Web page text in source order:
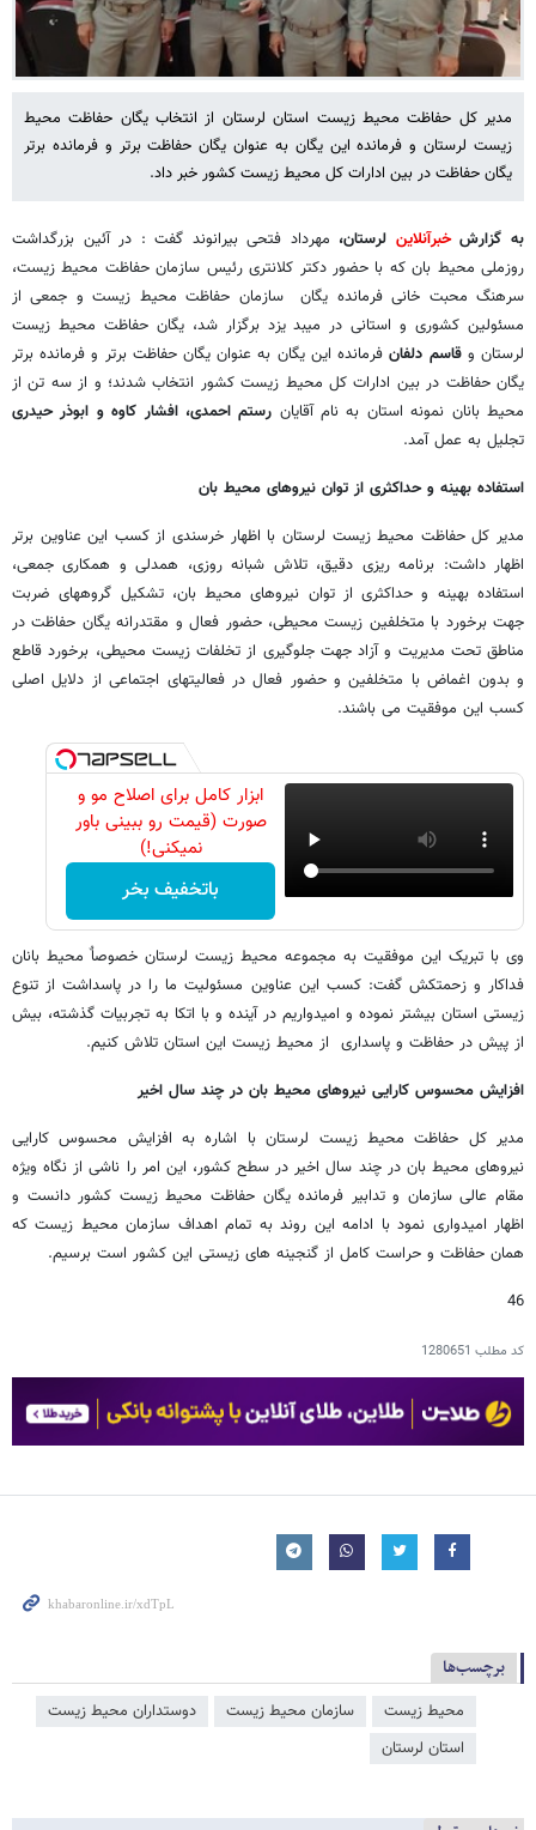
مدیر کل حفاظت محیط زیست استان لرستان از انتخاب یگان حفاظت محیط
زیست لرستان و فرمانده این یگان به عنوان یگان حفاظت برتر و فرمانده برتر
یگان حفاظت در بین ادارات کل محیط زیست کشور خبر داد.
به گزارشخبرآنلاین لرستان، مهرداد فتحی بیرانوند گفت : در آئین بزرگداشت
روزملی محیط بان که با حضور دکتر کلانتری رئیس سازمان حفاظت محیط زیست،
سرهنگ محبت خانی فرمانده یگان سازمان حفاظت محیط زیست و جمعی از
مسئولین کشوری و استانی در میبد یزد برگزار شد، یگان حفاظت محیط زیست
لرستان وقاسم دلفانفرمانده این یگان به عنوان یگان حفاظت برتر و فرمانده برتر
یگان حفاظت در بین ادارات کل محیط زیست کشور انتخاب شدند؛ و از سه تن از
محیط بانان نمونه استان به نام آقایان رستم احمدی، افشار کاوه و ابوذر حیدری
تجلیل به عمل آمد.
استفاده بهینه و حداکثری از توان نیروهای محیط بان
مدیر کل حفاظت محیط زیست لرستان با اظهار خرسندی از کسب این عناوین برتر
اظهار داشت: برنامه ریزی دقیق، تلاش شبانه روزی، همدلی و همکاری جمعی،
استفاده بهینه و حداکثری از توان نیروهای محیط بان، تشکیل گروههای ضربت
جهت برخورد با متخلفین زیست محیطی، حضور فعال و مقتدرانه یگان حفاظت در
مناطق تحت مدیریت و آزاد جهت جلوگیری از تخلفات زیست محیطی، برخورد قاطع
و بدون اغماض با متخلفین و حضور فعال در فعالیتهای اجتماعی از دلایل اصلی
کسب این موفقیت می باشند.
ابزار کامل برای اصلاح مو و
صورت (قیمت رو ببینی باور
نمیکنی!)
باتخفیف بخر
وی با تبریک این موفقیت به مجموعه محیط زیست لرستان خصوصاٌ محیط بانان
فداکار و زحمتکش گفت: کسب این عناوین مسئولیت ما را در پاسداشت از تنوع
زیستی استان بیشتر نموده و امیدواریم در آینده و با اتکا به تجربیات گذشته، بیش
از پیش در حفاظت و پاسداری از محیط زیست این استان تلاش کنیم.
افزایش محسوس کارایی نیروهای محیط بان در چند سال اخیر
مدیر کل حفاظت محیط زیست لرستان با اشاره به افزایش محسوس کارایی
نیروهای محیط بان در چند سال اخیر در سطح کشور، این امر را ناشی از نگاه ویژه
مقام عالی سازمان و تدابیر فرمانده یگان حفاظت محیط زیست کشور دانست و
اظهار امیدواری نمود با ادامه این روند به تمام اهداف سازمان محیط زیست که
همان حفاظت و حراست کامل از گنجینه های زیستی این کشور است برسیم.
46
کد مطلب 1280651
برچسب‌ها
محیط زیست سازمان محیط زیست
دوستداران محیط زیست
استان لرستان